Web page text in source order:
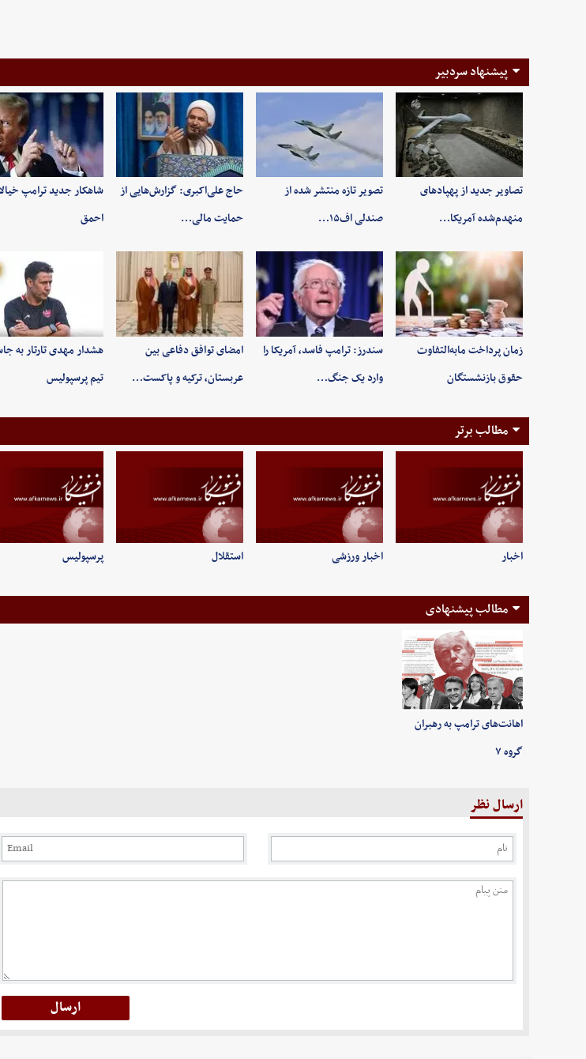
پیشنهاد سردبیر
تصاویر جدید از پهپادهای
منهدم‌شده آمریکا…
تصویر تازه منتشر شده از
صندلی اف۱۵…
حاج علی‌اکبری: گزارش‌هایی از
حمایت مالی…
شاهکار جدید ترامپ
احمق
زمان پرداخت مابه‌التفاوت
حقوق بازنشستگان
سندرز: ترامپ فاسد، آمریکا را
وارد یک جنگ…
امضای توافق دفاعی بین
عربستان، ترکیه و پاکست…
هشدار مهدی تارتار به
تیم پرسپولیس
مطالب برتر
اخبار اخبار ورزشی استقلال پرسپولیس
مطالب پیشنهادی
اهانت‌های ترامپ به رهبران
گروه ۷
ارسال نظر